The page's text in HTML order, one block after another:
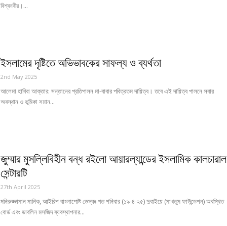
বিশ্বনবীর।...
ইসলামের দৃষ্টিতে অভিভাবকের সাফল্য ও ব্যর্থতা
2nd May 2025
আলেমা হাবিবা আক্তার: সন্তানের প্রতিপালন মা-বাবার পবিত্রতম দায়িত্ব। তবে এই দায়িত্ব পালনে সবার
অবস্থান ও ভূমিকা সমান...
জুম্মার মুসল্লিবিহীন বন্ধ রইলো আয়ারল্যান্ডের ইসলামিক কালচারাল
সেন্টারটি
27th April 2025
মনিরুজ্জামান মানিক, আইরিশ বাংলাপোষ্ট ডেস্কঃ গত শনিবার (১৯-৪-২৫) দুবাইয়ে (মাখতুম ফাউন্ডেশন) অবস্থিত
বোর্ড এবং ডাবলিন মসজিদ ব্যবস্থাপনার...